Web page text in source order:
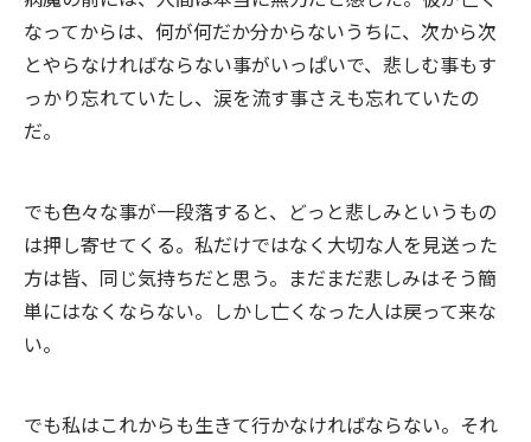
なってからは、何が何だか分からないうちに、次から次
とやらなければならない事がいっぱいで、悲しむ事もす
っかり忘れていたし、涙を流す事さえも忘れていたの
だ。
でも色々な事が一段落すると、どっと悲しみというもの
は押し寄せてくる。私だけではなく大切な人を見送った
方は皆、同じ気持ちだと思う。まだまだ悲しみはそう簡
単にはなくならない。しかし亡くなった人は戻って来な
い。
でも私はこれからも生きて行かなければならない。それ